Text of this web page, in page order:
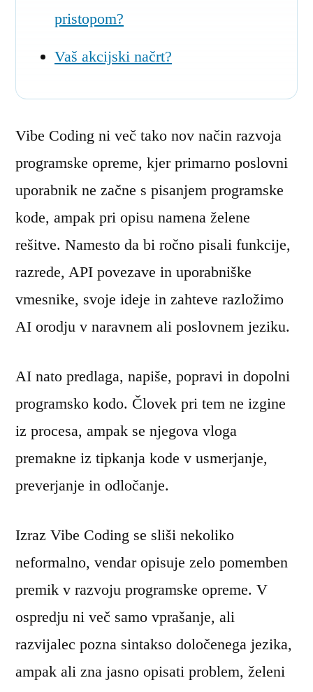
pristopom?
Vaš akcijski načrt?
Vibe Coding ni več tako nov način razvoja
programske opreme, kjer primarno poslovni
uporabnik ne začne s pisanjem programske
kode, ampak pri opisu namena želene
rešitve. Namesto da bi ročno pisali funkcije,
razrede, API povezave in uporabniške
vmesnike, svoje ideje in zahteve razložimo
AI orodju v naravnem ali poslovnem jeziku.
AI nato predlaga, napiše, popravi in dopolni
programsko kodo. Človek pri tem ne izgine
iz procesa, ampak se njegova vloga
premakne iz tipkanja kode v usmerjanje,
preverjanje in odločanje.
Izraz Vibe Coding se sliši nekoliko
neformalno, vendar opisuje zelo pomemben
premik v razvoju programske opreme. V
ospredju ni več samo vprašanje, ali
razvijalec pozna sintakso določenega jezika,
ampak ali zna jasno opisati problem, želeni